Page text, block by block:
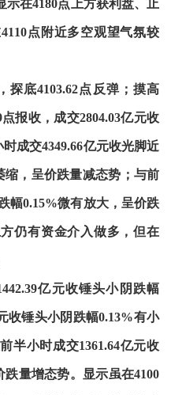
在4180点上方获利盘、止
点附近多空观望气氛较
探底4103.62点反弹；摸高
报收，成交2804.03亿元收
成交4349.66亿元收光脚近
缩，呈价跌量减态势；与前
幅0.15%微有放大，呈价跌
仍有资金介入做多，但在
亿元收锤头小阴跌幅
收锤头小阴跌幅0.13%有小
半小时成交1361.64亿元收
量增态势。显示虽在4100